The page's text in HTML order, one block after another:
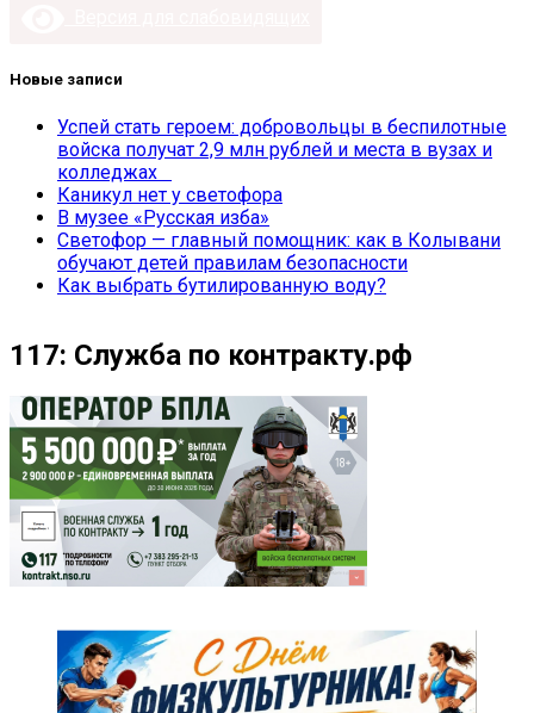
Новые записи
Успей стать героем: добровольцы в беспилотные
войска получат 2,9 млн рублей и места в вузах и
колледжах
Каникул нет у светофора
В музее «Русская изба»
Светофор — главный помощник: как в Колывани
обучают детей правилам безопасности
Как выбрать бутилированную воду?
117: Служба по контракту.рф